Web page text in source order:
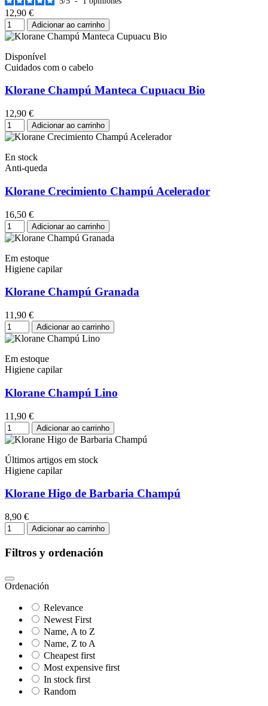
12,90 €
Adicionar ao carrinho
Disponível
Cuidados com o cabelo
Klorane Champú Manteca Cupuacu Bio
12,90 €
Adicionar ao carrinho
En stock
Anti-queda
Klorane Crecimiento Champú Acelerador
16,50 €
Adicionar ao carrinho
Em estoque
Higiene capilar
Klorane Champú Granada
11,90 €
Adicionar ao carrinho
Em estoque
Higiene capilar
Klorane Champú Lino
11,90 €
Adicionar ao carrinho
Últimos artigos em stock
Higiene capilar
Klorane Higo de Barbaria Champú
8,90 €
Adicionar ao carrinho
Filtros y ordenación
Ordenación
Relevance
Newest First
Name, A to Z
Name, Z to A
Cheapest first
Most expensive first
In stock first
Random